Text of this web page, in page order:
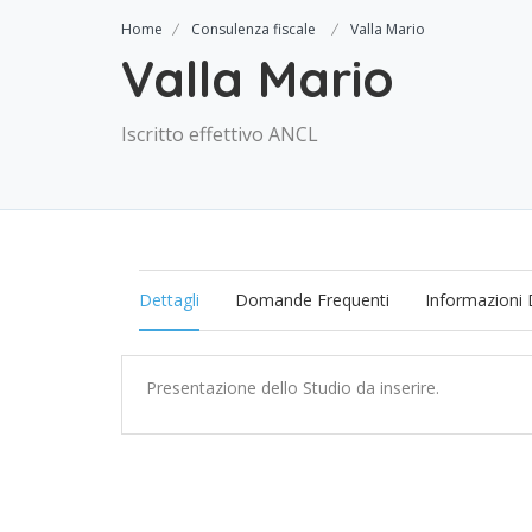
Home Consulenza fiscale Valla Mario
Valla Mario
Iscritto effettivo ANCL
Dettagli Domande Frequenti Informazioni
Presentazione dello Studio da inserire.